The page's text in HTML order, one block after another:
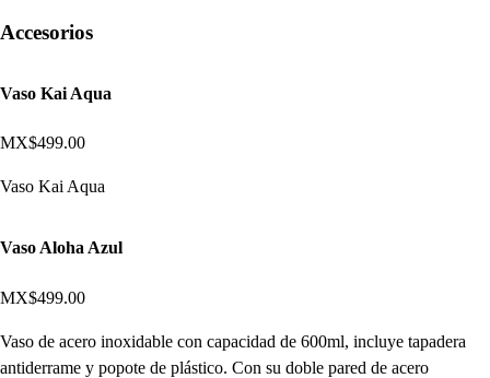
Accesorios
Vaso Kai Aqua
MX$499.00
Vaso Kai Aqua
Vaso Aloha Azul
MX$499.00
Vaso de acero inoxidable con capacidad de 600ml, incluye tapadera
antiderrame y popote de plástico. Con su doble pared de acero